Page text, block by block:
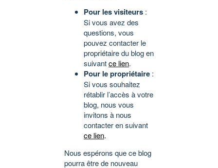
Pour les visiteurs :
Si vous avez des
questions, vous
pouvez contacter le
propriétaire du blog en
suivantce lien.
Pour le propriétaire :
Si vous souhaitez
rétablir l’accès à votre
blog, nous vous
invitons à nous
contacter en suivant
ce lien.
Nous espérons que ce blog
pourra être de nouveau